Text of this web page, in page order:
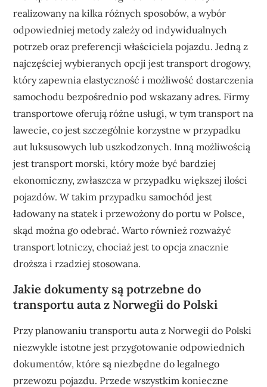
realizowany na kilka różnych sposobów, a wybór
odpowiedniej metody zależy od indywidualnych
potrzeb oraz preferencji właściciela pojazdu. Jedną z
najczęściej wybieranych opcji jest transport drogowy,
który zapewnia elastyczność i możliwość dostarczenia
samochodu bezpośrednio pod wskazany adres. Firmy
transportowe oferują różne usługi, w tym transport na
lawecie, co jest szczególnie korzystne w przypadku
aut luksusowych lub uszkodzonych. Inną możliwością
jest transport morski, który może być bardziej
ekonomiczny, zwłaszcza w przypadku większej ilości
pojazdów. W takim przypadku samochód jest
ładowany na statek i przewożony do portu w Polsce,
skąd można go odebrać. Warto również rozważyć
transport lotniczy, chociaż jest to opcja znacznie
droższa i rzadziej stosowana.
Jakie dokumenty są potrzebne do
transportu auta z Norwegii do Polski
Przy planowaniu transportu auta z Norwegii do Polski
niezwykle istotne jest przygotowanie odpowiednich
dokumentów, które są niezbędne do legalnego
przewozu pojazdu. Przede wszystkim konieczne